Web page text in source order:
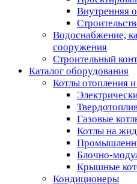
Внутренняя
Водоснабжение,
сооружения
Строительный
Каталог оборудования
Котлы отопления
Газовые
Котлы на
Блочно-
Крышные
Кондиционеры